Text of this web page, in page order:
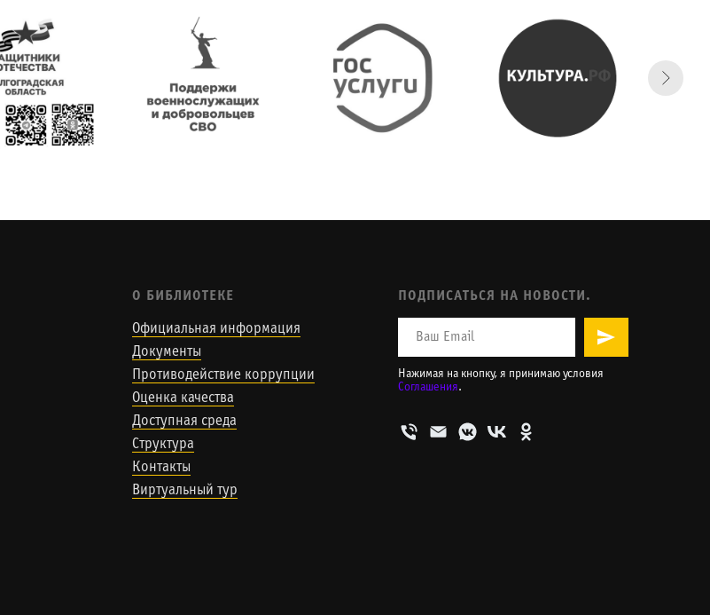
О БИБЛИОТЕКЕ
Официальная информация
Документы
Противодействие коррупции
Оценка качества
Доступная среда
Структура
Контакты
Виртуальный тур
ПОДПИСАТЬСЯ НА НОВОСТИ.
Нажимая на кнопку, я принимаю условия
Соглашения.